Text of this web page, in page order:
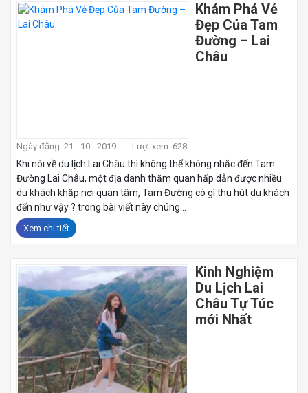
Khám Phá Vẻ
Đẹp Của Tam
Đường – Lai
Châu
Ngày đăng: 21 - 10 - 2019 Lượt xem: 628
Khi nói về du lịch Lai Châu thì không thể không nhắc đến Tam
Đường Lai Châu, một địa danh thăm quan hấp dẫn được nhiều
du khách khắp nơi quan tâm, Tam Đường có gì thu hút du khách
đến như vậy ? trong bài viết này chúng...
Xem chi tiết
Kinh Nghiệm
Du Lịch Lai
Châu Tự Túc
mới Nhất